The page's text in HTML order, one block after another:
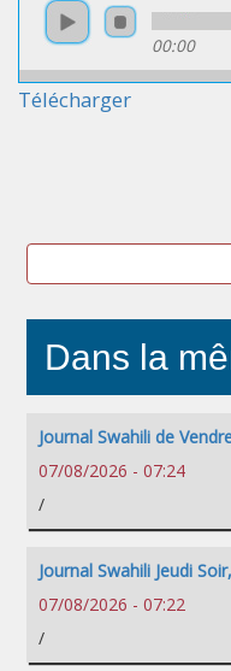
00:00
Télécharger
Dans la
Journal Swahili de
07/08/2026 - 07:24
/
Journal Swahili Jeudi
07/08/2026 - 07:22
/